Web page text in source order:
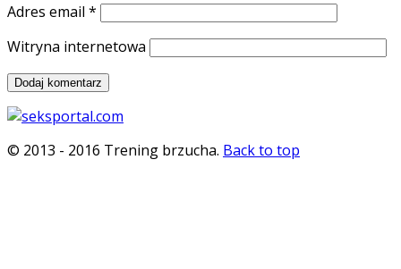
Adres email *
Witryna internetowa
© 2013 - 2016 Trening brzucha. Back to top